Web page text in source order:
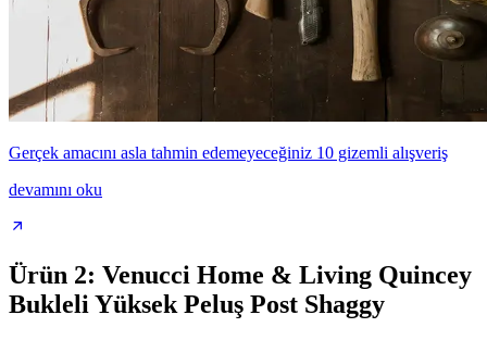
Gerçek amacını asla tahmin edemeyeceğiniz 10 gizemli alışveriş
devamını oku
Ürün 2: Venucci Home & Living Quincey
Bukleli Yüksek Peluş Post Shaggy